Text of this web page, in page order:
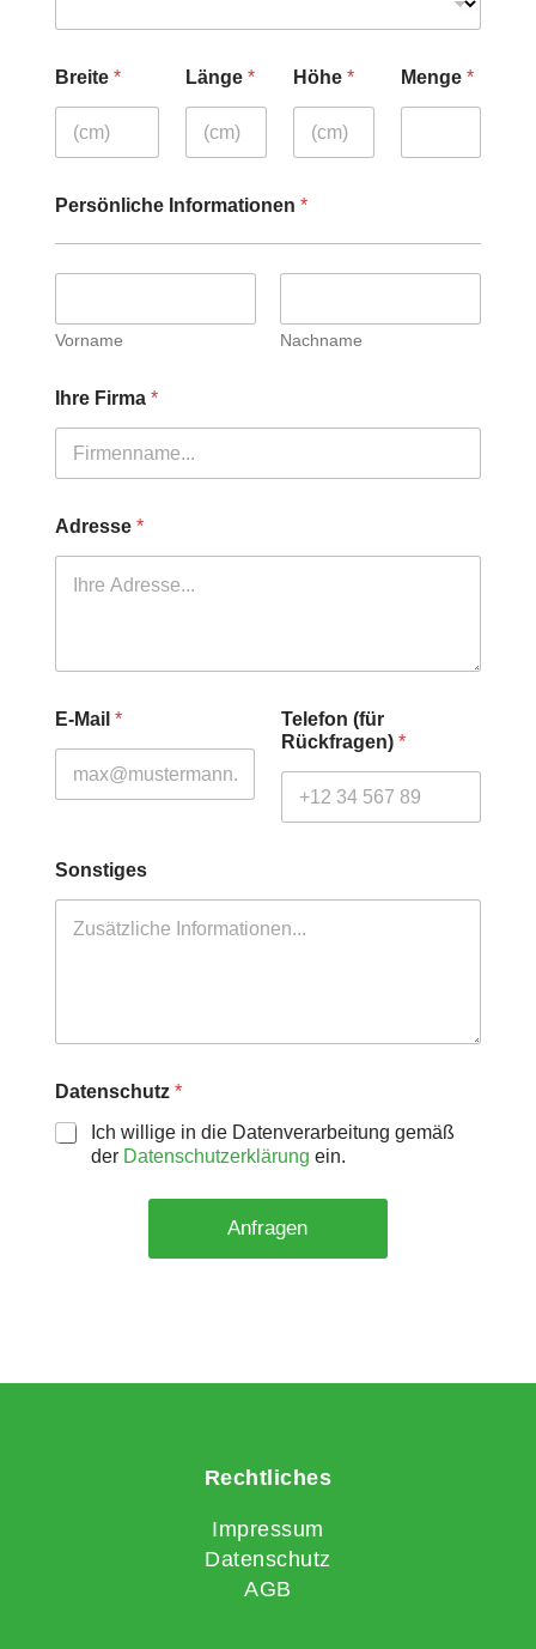
Breite * Länge* Höhe * Menge *
Persönliche Informationen *
Vorname Nachname
Ihre Firma *
Adresse *
E-Mail *
Telefon (für
Rückfragen) *
Sonstiges
Datenschutz *
Ich willige in die Datenverarbeitung gemäß
der Datenschutzerklärung ein.
Anfragen
Rechtliches
Impressum
Datenschutz
AGB